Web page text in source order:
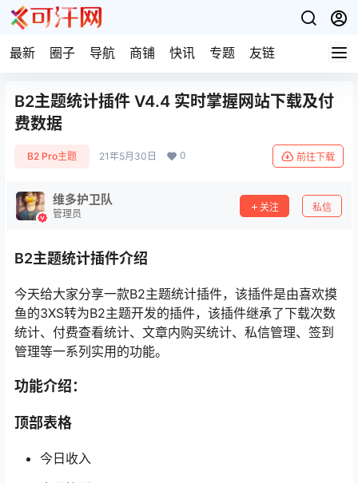
最新 圈子 导航 商铺 快讯 专题 友链
B2主题统计插件 V4.4 实时掌握网站下载及付
费数据
B2 Pro主题 21年5月30日 0 前往下载
维多护卫队
管理员
关注 私信
B2主题统计插件介绍
今天给大家分享一款B2主题统计插件，该插件是由喜欢摸
鱼的3XS转为B2主题开发的插件，该插件继承了下载次数
统计、付费查看统计、文章内购买统计、私信管理、签到
管理等一系列实用的功能。
功能介绍：
顶部表格
今日收入